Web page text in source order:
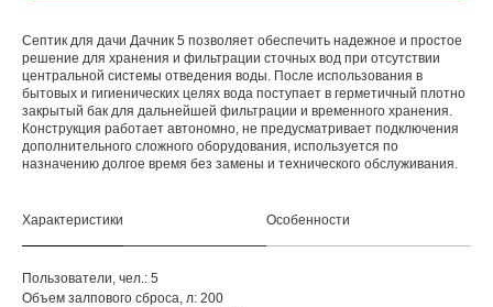
Септик для дачи Дачник 5 позволяет обеспечить надежное и простое
решение для хранения и фильтрации сточных вод при отсутствии
центральной системы отведения воды. После использования в
бытовых и гигиенических целях вода поступает в герметичный плотно
закрытый бак для дальнейшей фильтрации и временного хранения.
Конструкция работает автономно, не предусматривает подключения
дополнительного сложного оборудования, используется по
назначению долгое время без замены и технического обслуживания.
Характеристики Особенности
Пользователи, чел.: 5
Объем залпового сброса, л: 200